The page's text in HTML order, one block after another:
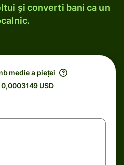
și converti bani ca un
medie a pieței
0,0003149 USD